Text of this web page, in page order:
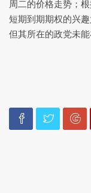
周二的价格走势；
短期到期期权的兴
但其所在的政党未